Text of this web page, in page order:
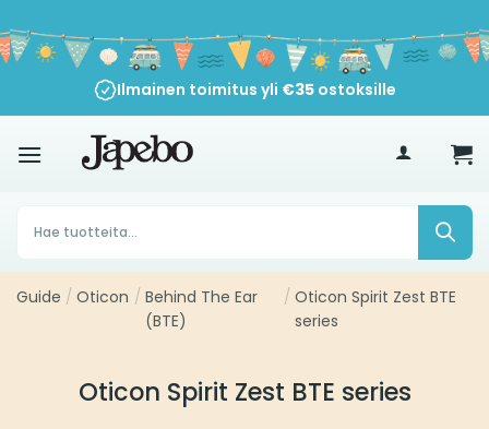
sisältöön
Ilmainen toimitus yli €35ostoksille
Products
search
Guide / Oticon / Behind The Ear
(BTE)
/ Oticon Spirit Zest BTE
series
Oticon Spirit Zest BTE series